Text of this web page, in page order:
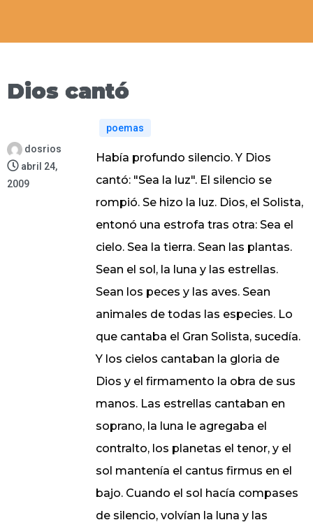
Dios cantó
dosrios
abril 24,
2009
poemas
Había profundo silencio. Y Dios
cantó: "Sea la luz". El silencio se
rompió. Se hizo la luz. Dios, el Solista,
entonó una estrofa tras otra: Sea el
cielo. Sea la tierra. Sean las plantas.
Sean el sol, la luna y las estrellas.
Sean los peces y las aves. Sean
animales de todas las especies. Lo
que cantaba el Gran Solista, sucedía.
Y los cielos cantaban la gloria de
Dios y el firmamento la obra de sus
manos. Las estrellas cantaban en
soprano, la luna le agregaba el
contralto, los planetas el tenor, y el
sol mantenía el cantus firmus en el
bajo. Cuando el sol hacía compases
de silencio, volvían la luna y las